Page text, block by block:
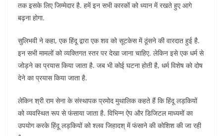
तक इसके लिए जिम्मेदार है. हमें इन सभी कारकों को ध्यान में रखते हुए आगे
बढ़ना होगा.
सुलिभवी ने कहा, एक हिंदू द्वारा एक शव को सूटकेस में ठूंसने की वारदात हुई है.
इन सभी मामलों को व्यक्तिगत स्तर पर देखा जाना चाहिए. लेकिन इसे एक धर्म से
जोड़ने का प्रयास किया जाता है. जब भी कोई घटना होती है, धर्म विशेष को दोष
देने का प्रयास किया जाता है.
लेकिन श्री राम सेना के संस्थापक प्रमोद मुथालिक कहते हैं कि हिंदू लड़कियों
को व्यवस्थित रूप से फंसाया जाता है. विभिन्न ऐप और डिजिटल माध्यमों का
उपयोग करके हिंदू लड़कियों को श्लव जिहादश् में फंसाने की कोशिश की जा रही